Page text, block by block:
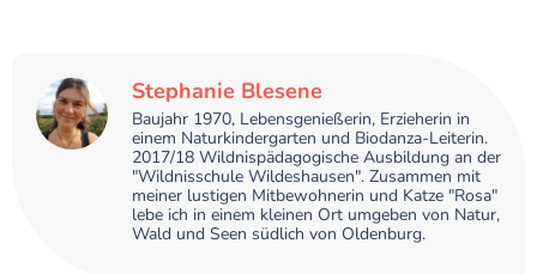
Stephanie Blesene
Baujahr 1970, Lebensgenießerin, Erzieherin in
einem Naturkindergarten und Biodanza-Leiterin.
2017/18 Wildnispädagogische Ausbildung an der
"Wildnisschule Wildeshausen". Zusammen mit
meiner lustigen Mitbewohnerin und Katze "Rosa"
lebe ich in einem kleinen Ort umgeben von Natur,
Wald und Seen südlich von Oldenburg.